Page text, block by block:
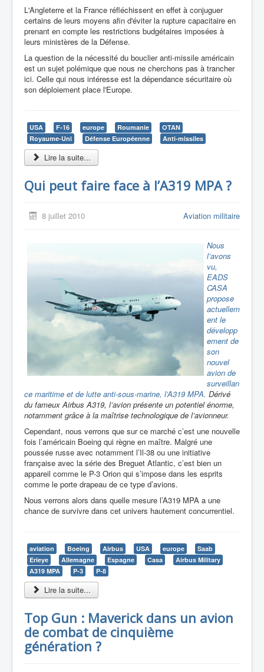
L'Angleterre et la France réfléchissent en effet à conjuguer
certains de leurs moyens afin d'éviter la rupture capacitaire en
prenant en compte les restrictions budgétaires imposées à
leurs ministères de la Défense.
La question de la nécessité du bouclier anti-missile américain
est un sujet polémique que nous ne cherchons pas à trancher
ici. Celle qui nous intéresse est la dépendance sécuritaire où
son déploiement place l'Europe.
USA F-16 europe Roumanie
OTAN
Royaume-Uni
Défense Européenne Anti-missiles
Lire la suite...
Qui peut faire face à l’A319 MPA ?
8 juillet 2010 Aviation militaire
Nous
l’avons
vu,
EADS
CASA
propose
actuellem
ent le
développ
ement de
son
nouvel
avion de
surveillan
ce maritime et de lutte anti-sous-marine, l’A319 MPA. Dérivé
du fameux Airbus A319, l’avion présente un potentiel énorme,
notamment grâce à la maîtrise technologique de l’avionneur.
Cependant, nous verrons que sur ce marché c’est une nouvelle
fois l’américain Boeing qui règne en maître. Malgré une
poussée russe avec notamment l’Il-38 ou une initiative
française avec la série des Breguet Atlantic, c’est bien un
appareil comme le P-3 Orion qui s’impose dans les esprits
comme le porte drapeau de ce type d’avions.
Nous verrons alors dans quelle mesure l’A319 MPA a une
chance de survivre dans cet univers hautement concurrentiel.
aviation Boeing Airbus USA europe
Saab
Erieye
Allemagne Espagne Casa
Airbus Military
A319 MPA
P-3 P-8
Lire la suite...
Top Gun : Maverick dans un avion
de combat de cinquième
génération ?